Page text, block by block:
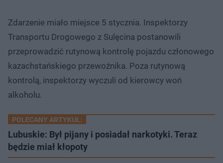
Zdarzenie miało miejsce 5 stycznia. Inspektorzy
Transportu Drogowego z Sulęcina postanowili
przeprowadzić rutynową kontrolę pojazdu członowego
kazachstańskiego przewoźnika. Poza rutynową
kontrolą, inspektorzy wyczuli od kierowcy woń
alkoholu.
POLECANY ARTYKUŁ:
Lubuskie: Był pijany i posiadał narkotyki. Teraz
będzie miał kłopoty